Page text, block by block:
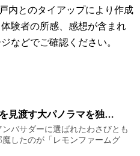
内とのタイアップにより作成
験者の所感、感想が含まれ
などでご確認ください。
見渡す大パノラマを独…
ンバサダーに選ばれたわさびとも
魔したのが「レモンファームグ